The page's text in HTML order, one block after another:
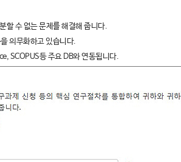
할 수 없는 문제를 해결해 줍니다.
의무화하고 있습니다.
SCOPUS등 주요 DB와 연동됩니다.